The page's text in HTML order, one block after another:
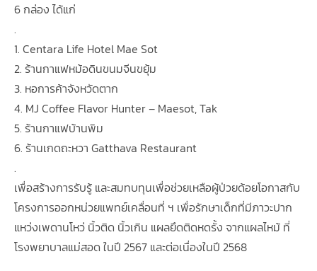
6 กล่อง ได้แก่
.
1. Centara Life Hotel Mae Sot
2. ร้านกาแฟหม้อดินขนมจีนขยุ้ม
3. หอการค้าจังหวัดตาก
4. MJ Coffee Flavor Hunter – Maesot, Tak
5. ร้านกาแฟบ้านพิม
6. ร้านเกดถะหวา Gatthava Restaurant
.
เพื่อสร้างการรับรู้ และสมทบทุนเพื่อช่วยเหลือผู้ป่วยด้อยโอกาสกับ
โครงการออกหน่วยแพทย์เคลื่อนที่ ฯ เพื่อรักษาเด็กที่มีภาวะปาก
แหว่งเพดานโหว่ นิ้วติด นิ้วเกิน แผลยึดติดหดรั้ง จากแผลไหม้ ที่
โรงพยาบาลแม่สอด ในปี 2567 และต่อเนื่องในปี 2568